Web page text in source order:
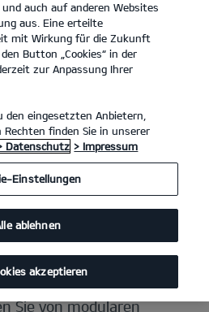
auch auf anderen Websites
aus. Eine erteilte
mit Wirkung für die Zukunft
Button „Cookies“ in der
zur Anpassung Ihrer
eingesetzten Anbietern,
Rechten finden Sie in unserer
Datenschutz > Impressum
Einstellungen
ablehnen
akzeptieren